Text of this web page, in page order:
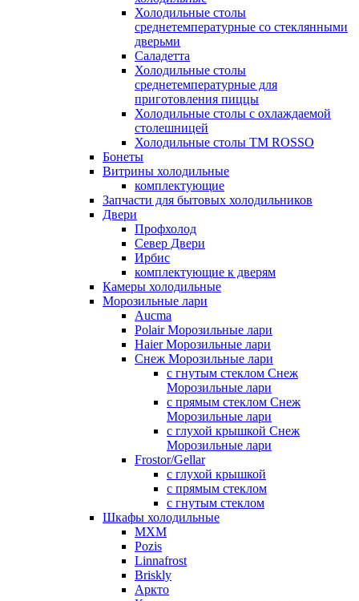
Холодильные столы
среднетемпературные со стеклянными
дверьми
Саладетта
Холодильные столы
среднетемпературные для
приготовления пиццы
Холодильные столы с охлаждаемой
столешницей
Холодильные столы ТМ ROSSO
Бонеты
Витрины холодильные
комплектующие
Запчасти для бытовых холодильников
Двери
Профхолод
Север Двери
Ирбис
комплектующие к дверям
Камеры холодильные
Морозильные лари
Aucma
Polair Морозильные лари
Haier Морозильные лари
Снеж Морозильные лари
с гнутым стеклом Снеж
Морозильные лари
с прямым стеклом Снеж
Морозильные лари
с глухой крышкой Снеж
Морозильные лари
Frostor/Gellar
с глухой крышкой
с прямым стеклом
с гнутым стеклом
Шкафы холодильные
МХМ
Pozis
Linnafrost
Briskly
Аркто